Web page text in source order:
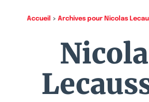
Accueil > Archives pour Nicolas